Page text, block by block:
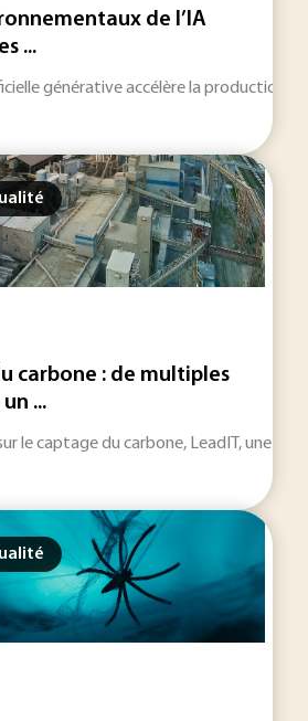
de l’IA
...
générative accélère la production
carbone : de multiples
...
le captage du carbone, LeadIT, une